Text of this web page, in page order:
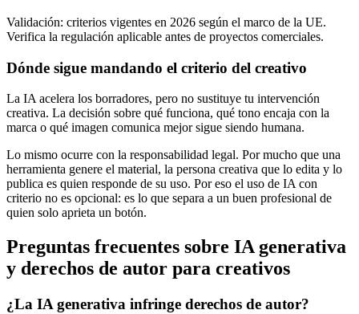
Validación: criterios vigentes en 2026 según el marco de la UE.
Verifica la regulación aplicable antes de proyectos comerciales.
Dónde sigue mandando el criterio del creativo
La IA acelera los borradores, pero no sustituye tu intervención
creativa. La decisión sobre qué funciona, qué tono encaja con la
marca o qué imagen comunica mejor sigue siendo humana.
Lo mismo ocurre con la responsabilidad legal. Por mucho que una
herramienta genere el material, la persona creativa que lo edita y lo
publica es quien responde de su uso. Por eso el uso de IA con
criterio no es opcional: es lo que separa a un buen profesional de
quien solo aprieta un botón.
Preguntas frecuentes sobre IA generativa
y derechos de autor para creativos
¿La IA generativa infringe derechos de autor?